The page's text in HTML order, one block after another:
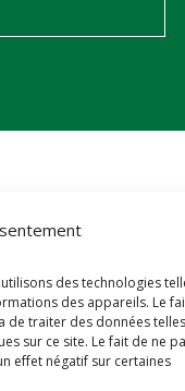
des technologies
des appareils. Le
de traiter des données
sur ce site. Le fait de ne
effet négatif sur certaines
de matériels de
repeints, prêts à